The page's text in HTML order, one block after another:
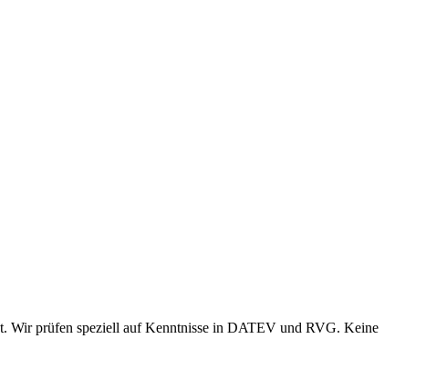
Wir prüfen speziell auf Kenntnisse in DATEV und RVG. Keine